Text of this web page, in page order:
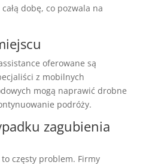
dobę, co pozwala na
oferowane są
z mobilnych
mogą naprawić drobne
podróży.
zagubienia
częsty problem. Firmy